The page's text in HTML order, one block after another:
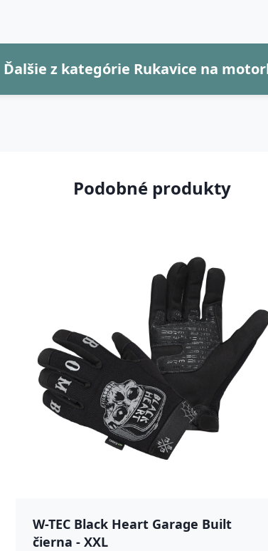
Ďalšie z kategórie Rukavice na
Podobné produkty
W-TEC Black Heart Garage Built
čierna - XXL